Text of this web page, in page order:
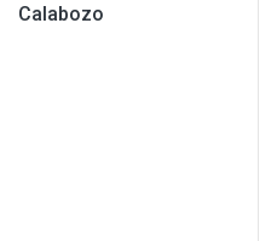
Calabozo